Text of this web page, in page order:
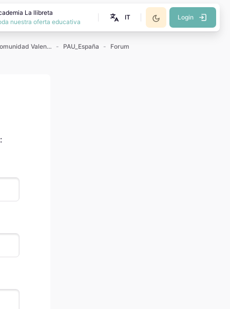
La llibreta
nuestra oferta educativa
IT Login
Exámenes PAU Comunidad Valenciana PAU_España Forum